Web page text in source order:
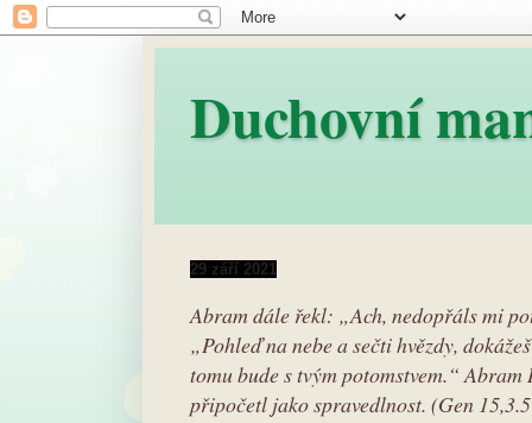
Duchovní
29 září 2021
Abram dále řekl: „Ach, nedopřáls mi
„Pohleď na nebe a sečti hvězdy,
tomu bude s tvým potomstvem.“
připočetl jako spravedlnost. (Gen